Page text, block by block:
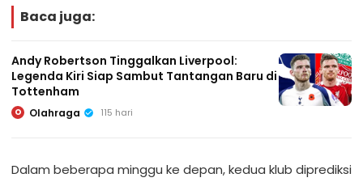
Baca juga:
Andy Robertson Tinggalkan Liverpool:
Legenda Kiri Siap Sambut Tantangan Baru di
Tottenham
O Olahraga 115 hari
Dalam beberapa minggu ke depan, kedua klub diprediksi